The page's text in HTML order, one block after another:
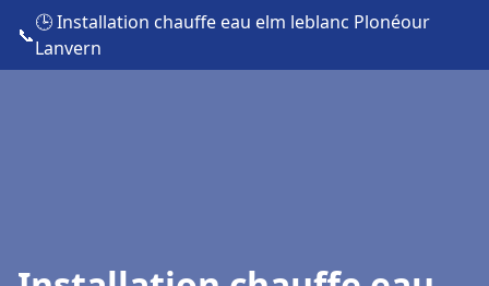
📞
🕒 Installation chauffe eau elm leblanc Plonéour
Lanvern